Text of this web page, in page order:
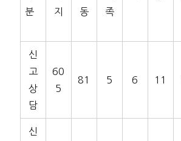
분
지
동
족
신
고
상
담
60
5
81 5 6 11
신